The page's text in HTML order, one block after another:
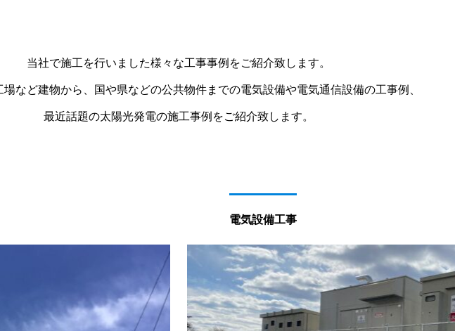
当社で施工を行いました様々な工事事例をご紹介致します。
場など建物から、国や県などの公共物件までの電気設備や電気通信設備の工事例、
最近話題の太陽光発電の施工事例をご紹介致します。
電気設備工事